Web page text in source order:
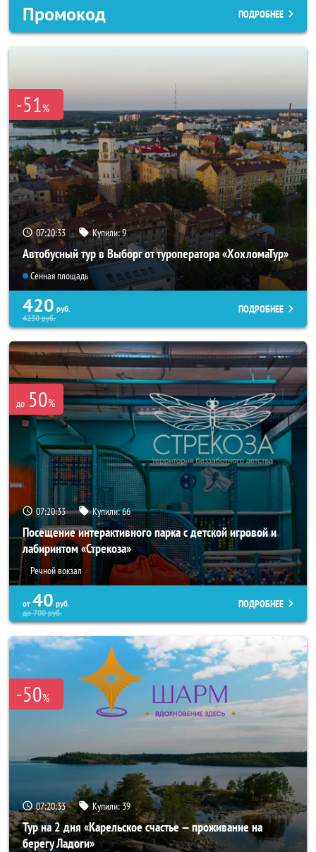
Промокод ПОДРОБНЕЕ
-51%
07:20:31 Купили:9
Автобусный тур в Выборг от туроператора «ХохломаТур»
Сенная площадь
420 руб.
4230руб.
ПОДРОБНЕЕ
до 50%
07:20:31 Купили:66
Посещение интерактивного парка с детской игровой и
лабиринтом «Стрекоза»
Речной вокзал
от 40 руб.
до700руб.
ПОДРОБНЕЕ
-50%
07:20:31 Купили:39
Тур на 2 дня «Карельское счастье — проживание на
берегу Ладоги»